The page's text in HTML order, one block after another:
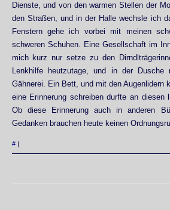
Dienste, und von den warmen Stellen der
den Straßen, und in der Halle wechsle ich
Fenstern gehe ich vorbei mit meinen
schweren Schuhen. Eine Gesellschaft im
mich kurz nur setze zu den
Lenkhilfe heutzutage, und in der
Gähnerei. Ein Bett, und mit den
eine Erinnerung schreiben durfte an
Ob diese Erinnerung auch in anderen
Gedanken brauchen heute keinen
#|